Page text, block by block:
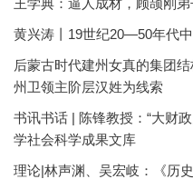
王学典：逼人成材，顾颉刚
黄兴涛丨19世纪20—50年代
后蒙古时代建州女真的集团
州卫领主阶层汉姓为线索
书讯书话 | 陈锋教授：“大财
学社会科学成果文库
理论|林声渊、吴宏岐：《历